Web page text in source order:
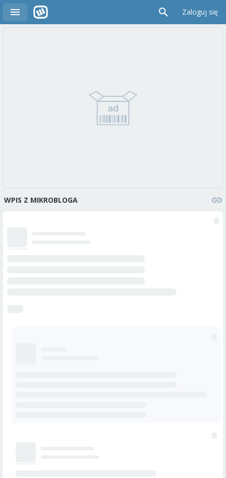
Zaloguj się
WPIS Z MIKROBLOGA